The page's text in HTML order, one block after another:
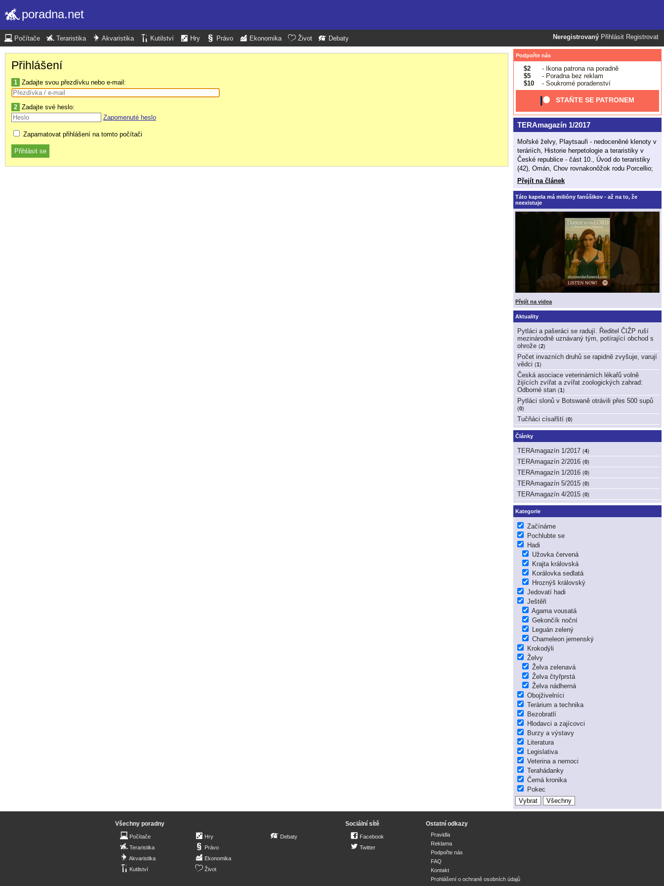
poradna.net
Neregistrovaný Přihlásit Registrovat
Počítače Teraristika Akvaristika Kutilství Hry Právo Ekonomika Život Debaty
Přihlášení
1 Zadajte svou přezdívku nebo e-mail:
2 Zadajte své heslo:
Zapomenuté heslo
Zapamatovat přihlášení na tomto počítači
Podpořte nás
$2
- Ikona patrona na poradně
$5
- Poradna bez reklam
$10
- Soukromé poradenství
STAŇTE SE PATRONEM
TERAmagazín 1/2017
Mořské želvy, Playtsauři - nedoceněné klenoty v
teráriích, Historie herpetologie a teraristiky v
České republice - část 10., Úvod do teraristiky
(42), Omán, Chov rovnakonôžok rodu Porcellio;
Přejít na článek
Táto kapela má milióny fanúšikov - až na to, že
neexistuje
Přejít na videa
Aktuality
Pytláci a pašeráci se radují. Ředitel ČIŽP ruší
mezinárodně uznávaný tým, potírající obchod s
ohrože (2)
Počet invazních druhů se rapidně zvyšuje, varují
vědci (1)
Česká asociace veterinárních lékařů volně
žijících zvířat a zvířat zoologických zahrad:
Odborné stan (1)
Pytláci slonů v Botswaně otrávili přes 500 supů
(0)
Tučňáci císařští (0)
Články
TERAmagazín 1/2017 (4)
TERAmagazín 2/2016 (0)
TERAmagazín 1/2016 (0)
TERAmagazín 5/2015 (0)
TERAmagazín 4/2015 (0)
Kategorie
Začínáme
Pochlubte se
Hadi
Užovka červená
Krajta královská
Korálovka sedlatá
Hroznýš královský
Jedovatí hadi
Ještěři
Agama vousatá
Gekončík noční
Leguán zelený
Chameleon jemenský
Krokodýli
Želvy
Želva zelenavá
Želva čtyřprstá
Želva nádherná
Obojživelníci
Terárium a technika
Bezobratlí
Hlodavci a zajícovci
Burzy a výstavy
Literatura
Legislativa
Veterina a nemoci
Terahádanky
Černá kronika
Pokec
Všechny poradny
Počítače
Teraristika
Akvaristika
Kutilství
Hry
Právo
Ekonomika
Život
Debaty
Sociální sítě
Facebook
Twitter
Ostatní odkazy
Pravidla
Reklama
Podpořte nás
FAQ
Kontakt
Prohlášení o ochraně osobních údajů